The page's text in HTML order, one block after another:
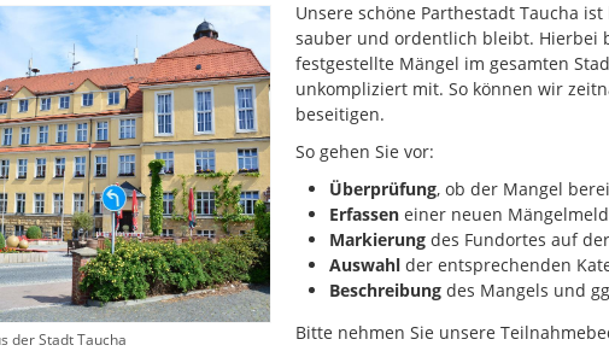
der Stadt Taucha
Unsere schöne Parthestadt Taucha
sauber und ordentlich bleibt. Hierbei
festgestellte Mängel im gesamten
unkompliziert mit. So können wir
beseitigen.
So gehen Sie vor:
Überprüfung, ob der Mangel
Erfassen einer neuen
Markierung des Fundortes auf
Auswahl der entsprechenden
Beschreibung des Mangels und
Bitte nehmen Sie unsere